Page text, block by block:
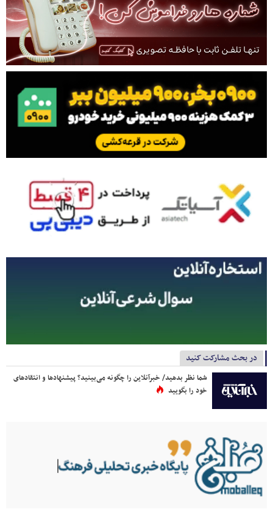
در بحث مشارکت کنید
شما نظر بدهید/ خبرآنلاین را چگونه می‌بینید؟ پیشنهادها و انتقادهای
خود را بگویید